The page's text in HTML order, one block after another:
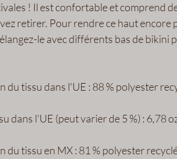
! Il est confortable et comprend
retirer. Pour rendre ce haut encore
le avec différents bas de bikini
du tissu dans l'UE : 88 % polyester
dans l'UE (peut varier de 5 %) : 6,78
du tissu en MX : 81 % polyester